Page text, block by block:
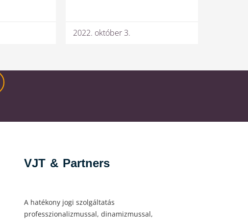
2022. október 3.
VJT & Partners
A hatékony jogi szolgáltatás
professzionalizmussal, dinamizmussal,